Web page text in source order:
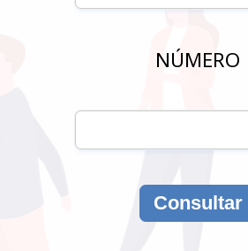
NÚMERO
Consultar